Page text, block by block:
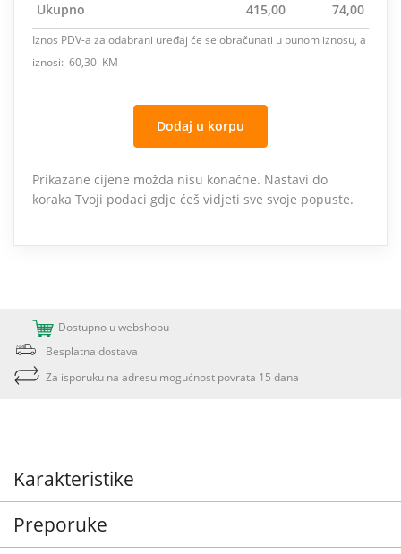
Ukupno 415,00 74,00
Iznos PDV-a za odabrani uređaj će se obračunati u punom iznosu, a
iznosi: 60,30 KM
Dodaj u korpu
Prikazane cijene možda nisu konačne. Nastavi do
koraka Tvoji podaci gdje ćeš vidjeti sve svoje popuste.
Dostupno u webshopu
Besplatna dostava
Za isporuku na adresu mogućnost povrata 15 dana
Karakteristike
Preporuke